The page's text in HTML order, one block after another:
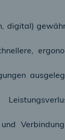
digital)